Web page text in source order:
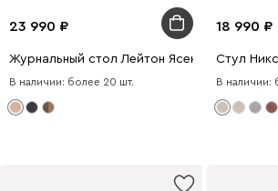
23 990
Журнальный стол Лейтон Ясень
В наличии: более 20 шт.
18 990
Стул
В наличии: